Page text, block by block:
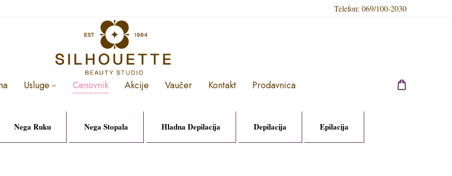
Telefon: 069/100-2030
Usluge Cenovnik Akcije Vaučer Kontakt Prodavnica
Nega Ruku Nega Stopala Hladna Depilacija Depilacija Epilacija